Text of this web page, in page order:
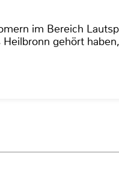
im Bereich
gehört